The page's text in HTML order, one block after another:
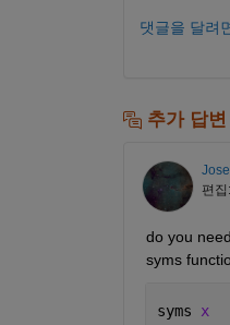
댓글을 달려
추가 답변
편집:
do you
syms
syms x